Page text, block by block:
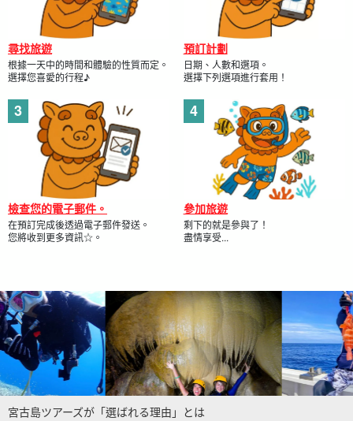
尋找旅遊
根據一天中的時間和體驗的性質而定。
選擇您喜愛的行程♪
預訂計劃
日期、人數和選項。
選擇下列選項進行套用！
檢查您的電子郵件。
在預訂完成後透過電子郵件發送。
您將收到更多資訊☆。
參加旅遊
剩下的就是參與了！
盡情享受...
宮古島ツアーズが「選ばれる理由」とは